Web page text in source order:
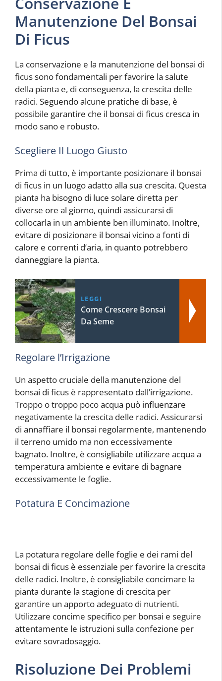
Manutenzione Del Bonsai
Di Ficus
La conservazione e la manutenzione del bonsai di
ficus sono fondamentali per favorire la salute
della pianta e, di conseguenza, la crescita delle
radici. Seguendo alcune pratiche di base, è
possibile garantire che il bonsai di ficus cresca in
modo sano e robusto.
Scegliere Il Luogo Giusto
Prima di tutto, è importante posizionare il bonsai
di ficus in un luogo adatto alla sua crescita. Questa
pianta ha bisogno di luce solare diretta per
diverse ore al giorno, quindi assicurarsi di
collocarla in un ambiente ben illuminato. Inoltre,
evitare di posizionare il bonsai vicino a fonti di
calore e correnti d’aria, in quanto potrebbero
danneggiare la pianta.
LEGGI
Come Crescere Bonsai
Da Seme
Regolare l’Irrigazione
Un aspetto cruciale della manutenzione del
bonsai di ficus è rappresentato dall’irrigazione.
Troppo o troppo poco acqua può influenzare
negativamente la crescita delle radici. Assicurarsi
di annaffiare il bonsai regolarmente, mantenendo
il terreno umido ma non eccessivamente
bagnato. Inoltre, è consigliabile utilizzare acqua a
temperatura ambiente e evitare di bagnare
eccessivamente le foglie.
Potatura E Concimazione
La potatura regolare delle foglie e dei rami del
bonsai di ficus è essenziale per favorire la crescita
delle radici. Inoltre, è consigliabile concimare la
pianta durante la stagione di crescita per
garantire un apporto adeguato di nutrienti.
Utilizzare concime specifico per bonsai e seguire
attentamente le istruzioni sulla confezione per
evitare sovradosaggio.
Risoluzione Dei Problemi